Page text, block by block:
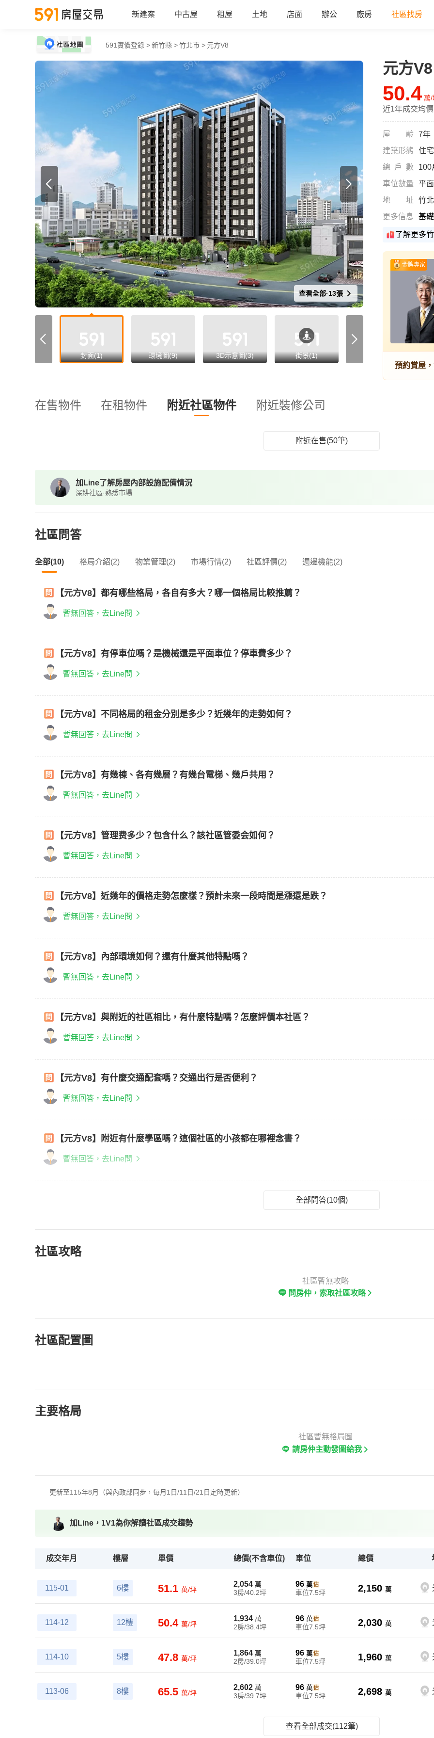
新建案 中古屋 租屋 土地 店面 辦公 廠房 社區找房
591實價登錄 >新竹縣 >竹北市 >元方V8
all
查看全部·13張
all
封面(1) 環境圖(9) 3D示意圖(3) 街景(1)
元方V8
50.4 萬/
近1年成交均價
屋齡
7年
建築形態
住
總戶數
100
車位數量
平
地址
竹
更多信息
基
了解更多
金牌專家
預約賞屋
在售物件 在租物件 附近社區物件 附近裝修公司
附近在售(50筆)
加Line了解房屋內部設施配備情況
深耕社區·熟悉市場
社區問答
全部(10) 格局介紹(2) 物業管理(2) 市場行情(2) 社區評價(2) 週邊機能(2)
【元方V8】都有哪些格局，各自有多大？哪一個格局比較推薦？
暫無回答，去Line問
【元方V8】有停車位嗎？是機械還是平面車位？停車費多少？
暫無回答，去Line問
【元方V8】不同格局的租金分別是多少？近幾年的走勢如何？
暫無回答，去Line問
【元方V8】有幾棟、各有幾層？有幾台電梯、幾戶共用？
暫無回答，去Line問
【元方V8】管理费多少？包含什么？該社區管委会如何？
暫無回答，去Line問
【元方V8】近幾年的價格走勢怎麼樣？預計未來一段時間是漲還是跌？
暫無回答，去Line問
【元方V8】內部環境如何？還有什麼其他特點嗎？
暫無回答，去Line問
【元方V8】與附近的社區相比，有什麼特點嗎？怎麼評價本社區？
暫無回答，去Line問
【元方V8】有什麼交通配套嗎？交通出行是否便利？
暫無回答，去Line問
【元方V8】附近有什麼學區嗎？這個社區的小孩都在哪裡念書？
暫無回答，去Line問
全部問答(10個)
社區攻略
社區暫無攻略
問房仲，索取社區攻略
社區配置圖
主要格局
社區暫無格局圖
請房仲主動發圖給我
更新至115年8月（與內政部同步，每月1日/11日/21日定時更新）
加Line，1V1為你解讀社區成交趨勢
成交年月 樓層 單價 總價(不含車位) 車位 總價
115-01 6樓 51.1 萬/坪
2,054 萬
3房/40.2坪
96萬
車位7.5坪
2,150 萬
114-12 12樓 50.4 萬/坪
1,934 萬
2房/38.4坪
96萬
車位7.5坪
2,030 萬
114-10 5樓 47.8 萬/坪
1,864 萬
2房/39.0坪
96萬
車位7.5坪
1,960 萬
113-06 8樓 65.5 萬/坪
2,602 萬
3房/39.7坪
96萬
車位7.5坪
2,698 萬
96萬
車位7.5坪
2,400
查看全部成交(112筆)